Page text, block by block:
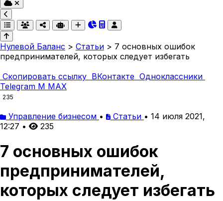
Нулевой Баланс > Статьи > 7 основных ошибок
предпринимателей, которых следует избегать
Скопировать ссылку ВКонтакте Одноклассники
Telegram M MAX
235
Управление бизнесом • Статьи • 14 июля 2021,
12:27 • 235
7 основных ошибок
предпринимателей,
которых следует избегать